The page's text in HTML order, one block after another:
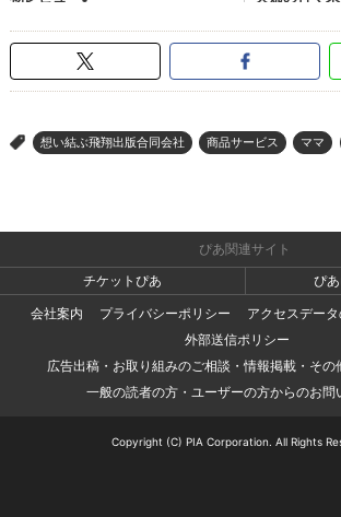
> 想い結ぶ飛翔出版合同会社 商品サービス ママ
ぴあ関連サイト
チケットぴあ
ぴ
会社案内
プライバシーポリシー
アクセスデー
外部送信ポリシー
広告出稿・お取り組みのご相談・情報掲載・その
一般の読者の方・ユーザーの方からのお問
Copyright (C) PIA Corporation. All Rights